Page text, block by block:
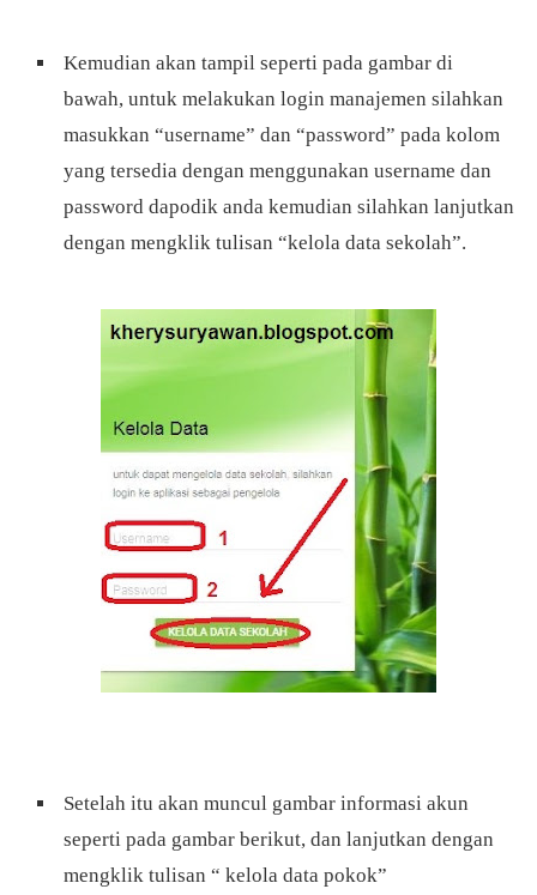
Kemudian akan tampil seperti pada gambar di
bawah, untuk melakukan login manajemen silahkan
masukkan “username” dan “password” pada kolom
yang tersedia dengan menggunakan username dan
password dapodik anda kemudian silahkan lanjutkan
dengan mengklik tulisan “kelola data sekolah”.
Setelah itu akan muncul gambar informasi akun
seperti pada gambar berikut, dan lanjutkan dengan
mengklik tulisan “ kelola data pokok”